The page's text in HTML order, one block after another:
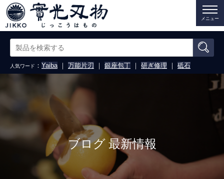
メニュー
人気ワード ： Yaiba｜ 万能片刃 ｜ 銀座包丁 ｜ 研ぎ修理 ｜ 砥石
ブログ 最新情報